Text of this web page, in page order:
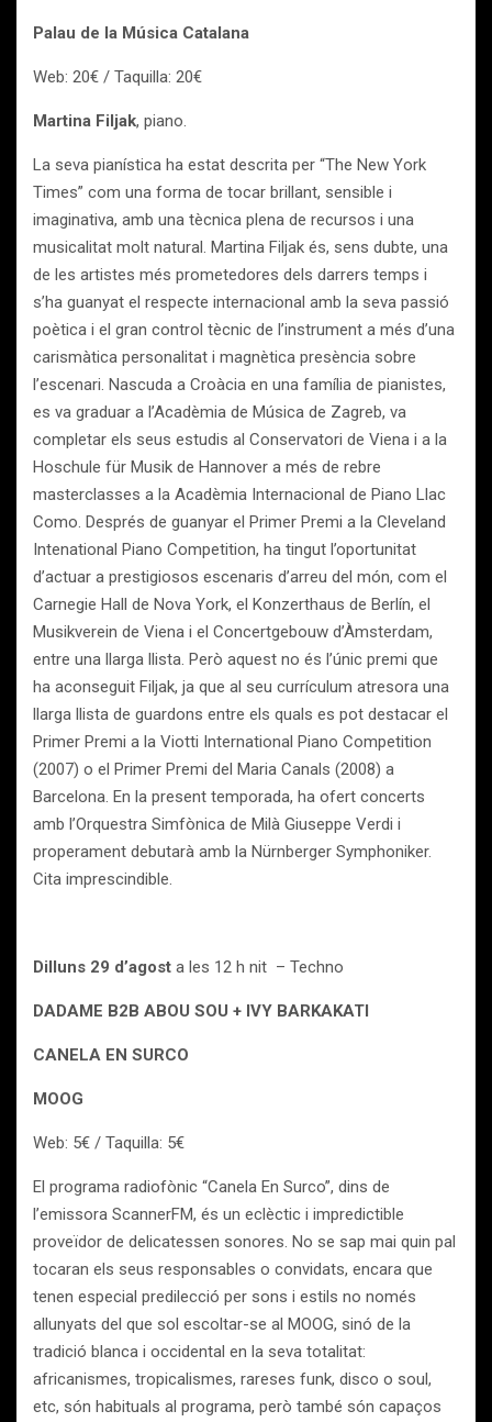
Palau de la Música Catalana
Web: 20€ / Taquilla: 20€
Martina Filjak, piano.
La seva pianística ha estat descrita per “The New York
Times” com una forma de tocar brillant, sensible i
imaginativa, amb una tècnica plena de recursos i una
musicalitat molt natural. Martina Filjak és, sens dubte, una
de les artistes més prometedores dels darrers temps i
s’ha guanyat el respecte internacional amb la seva passió
poètica i el gran control tècnic de l’instrument a més d’una
carismàtica personalitat i magnètica presència sobre
l’escenari. Nascuda a Croàcia en una família de pianistes,
es va graduar a l’Acadèmia de Música de Zagreb, va
completar els seus estudis al Conservatori de Viena i a la
Hoschule für Musik de Hannover a més de rebre
masterclasses a la Acadèmia Internacional de Piano Llac
Como. Després de guanyar el Primer Premi a la Cleveland
Intenational Piano Competition, ha tingut l’oportunitat
d’actuar a prestigiosos escenaris d’arreu del món, com el
Carnegie Hall de Nova York, el Konzerthaus de Berlín, el
Musikverein de Viena i el Concertgebouw d’Àmsterdam,
entre una llarga llista. Però aquest no és l’únic premi que
ha aconseguit Filjak, ja que al seu currículum atresora una
llarga llista de guardons entre els quals es pot destacar el
Primer Premi a la Viotti International Piano Competition
(2007) o el Primer Premi del Maria Canals (2008) a
Barcelona. En la present temporada, ha ofert concerts
amb l’Orquestra Simfònica de Milà Giuseppe Verdi i
properament debutarà amb la Nürnberger Symphoniker.
Cita imprescindible.
Dilluns 29 d’agost a les 12 h nit – Techno
DADAME B2B ABOU SOU + IVY BARKAKATI
CANELA EN SURCO
MOOG
Web: 5€ / Taquilla: 5€
El programa radiofònic “Canela En Surco”, dins de
l’emissora ScannerFM, és un eclèctic i impredictible
proveïdor de delicatessen sonores. No se sap mai quin pal
tocaran els seus responsables o convidats, encara que
tenen especial predilecció per sons i estils no només
allunyats del que sol escoltar-se al MOOG, sinó de la
tradició blanca i occidental en la seva totalitat:
africanismes, tropicalismes, rareses funk, disco o soul,
etc, són habituals al programa, però també són capaços